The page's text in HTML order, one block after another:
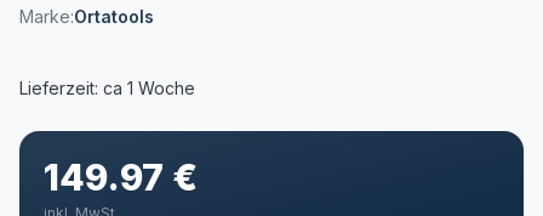
Marke:Ortatools
149.97 €